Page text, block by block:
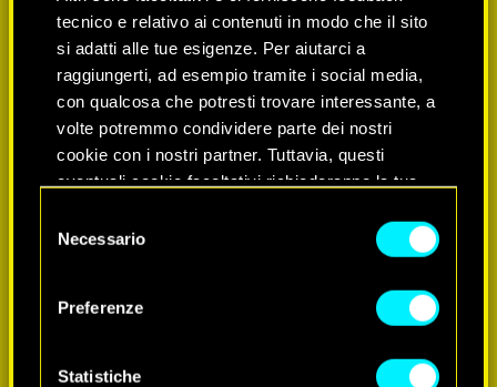
tecnico e relativo ai contenuti in modo che il sito
si adatti alle tue esigenze. Per aiutarci a
raggiungerti, ad esempio tramite i social media,
con qualcosa che potresti trovare interessante, a
volte potremmo condividere parte dei nostri
cookie con i nostri partner. Tuttavia, questi
eventuali cookie facoltativi richiederanno la tua
Tutti i dettagli su come utilizziamo i cookie e su
disponibili nel menu "Impostazioni" qui sotto.
delNecessario
Preferenze
Statistiche